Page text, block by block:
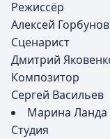
Режиссёр
Алексей Горбунов
Сценарист
Дмитрий
Композитор
Сергей Васильев
Марина Ланда
Студия